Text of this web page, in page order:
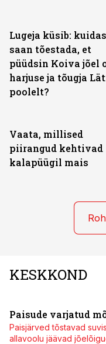
Lugeja küsib: kuidas
saan tõestada, et
püüdsin Koiva jõel
harjuse ja tõugja
poolelt?
Vaata, millised
piirangud kehtivad
kalapüügil mais
KESKKOND
Paisude varjatud
Paisjärved tõstavad
allavoolu jäävad